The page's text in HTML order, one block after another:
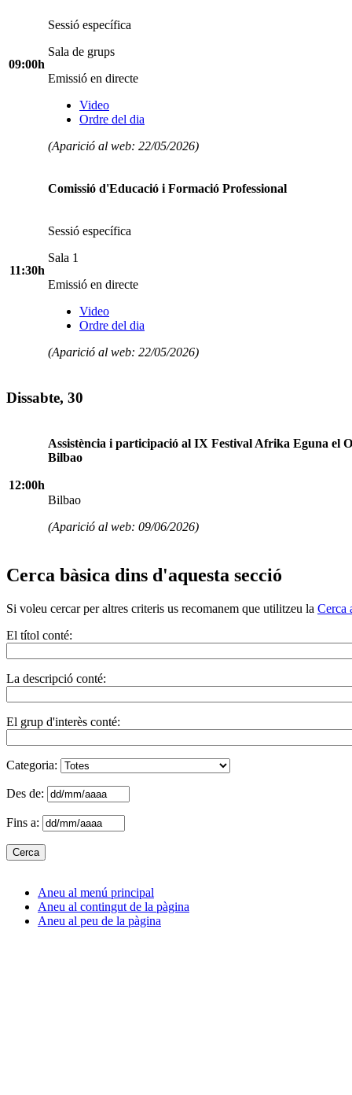
09:00h
Sessió específica
Sala de grups
Emissió en directe
Video
Ordre del dia
(Aparició al web: 22/05/2026)
11:30h
Comissió d'Educació i Formació Professional
Sessió específica
Sala 1
Emissió en directe
Video
Ordre del dia
(Aparició al web: 22/05/2026)
Dissabte, 30
12:00h
Assistència i participació al IX Festival Afrika Eguna el
Bilbao
Bilbao
(Aparició al web: 09/06/2026)
Cerca bàsica dins d'aquesta secció
Si voleu cercar per altres criteris us recomanem que utilitzeu la Cerca
El títol conté:
La descripció conté:
El grup d'interès conté:
Categoria:
Des de:
Fins a:
Aneu al menú principal
Aneu al contingut de la pàgina
Aneu al peu de la pàgina